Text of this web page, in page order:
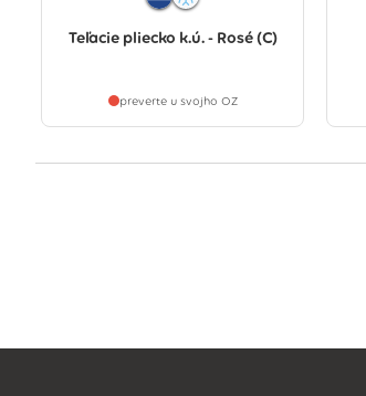
Teľacie pliecko k.ú. - Rosé (C)
preverte u svojho OZ